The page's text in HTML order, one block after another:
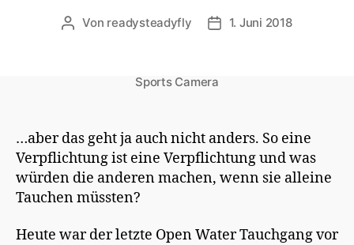
Beitragsautor
Von readysteadyfly Veröffentlichungsdatum
1. Juni 2018
Sports Camera
…aber das geht ja auch nicht anders. So eine
Verpflichtung ist eine Verpflichtung und was
würden die anderen machen, wenn sie alleine
Tauchen müssten?
Heute war der letzte Open Water Tauchgang vor